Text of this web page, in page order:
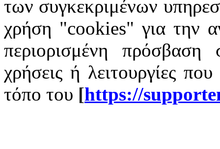
των συγκεκριμένων
χρήση "cookies" για την
περιορισμένη πρόσβαση
χρήσεις ή λειτουργίες
τόπο του [https://